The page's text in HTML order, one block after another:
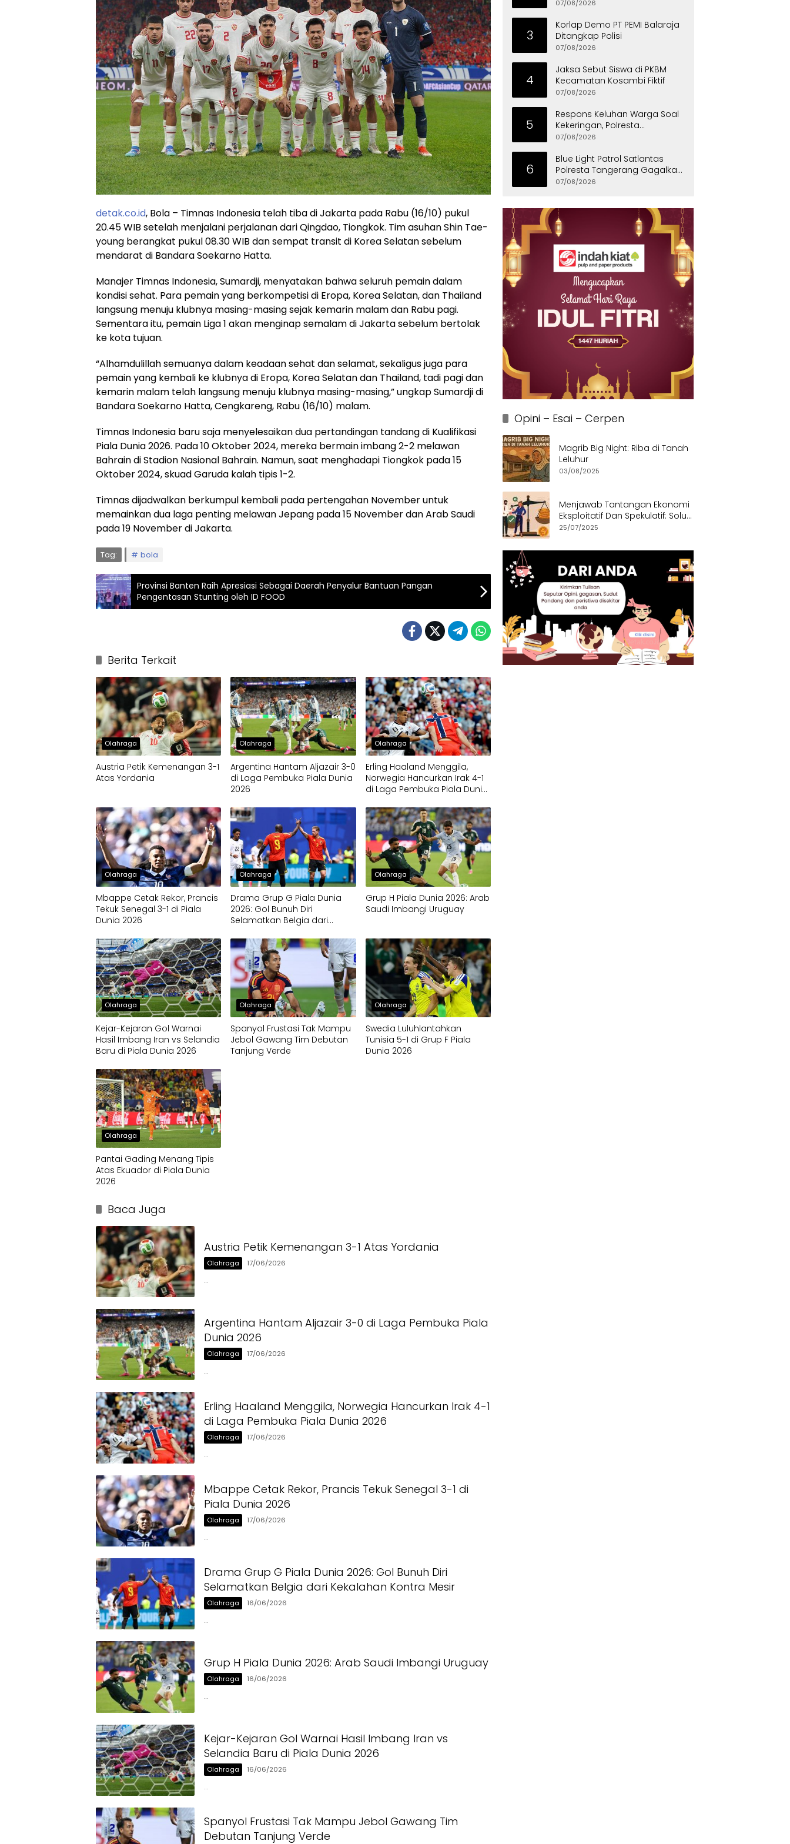
detak.co.id, Bola – Timnas Indonesia telah tiba di Jakarta pada Rabu (16/10) pukul
20.45 WIB setelah menjalani perjalanan dari Qingdao, Tiongkok. Tim asuhan Shin Tae-
young berangkat pukul 08.30 WIB dan sempat transit di Korea Selatan sebelum
mendarat di Bandara Soekarno Hatta.
Manajer Timnas Indonesia, Sumardji, menyatakan bahwa seluruh pemain dalam
kondisi sehat. Para pemain yang berkompetisi di Eropa, Korea Selatan, dan Thailand
langsung menuju klubnya masing-masing sejak kemarin malam dan Rabu pagi.
Sementara itu, pemain Liga 1 akan menginap semalam di Jakarta sebelum bertolak
ke kota tujuan.
“Alhamdulillah semuanya dalam keadaan sehat dan selamat, sekaligus juga para
pemain yang kembali ke klubnya di Eropa, Korea Selatan dan Thailand, tadi pagi dan
kemarin malam telah langsung menuju klubnya masing-masing,” ungkap Sumardji di
Bandara Soekarno Hatta, Cengkareng, Rabu (16/10) malam.
Timnas Indonesia baru saja menyelesaikan dua pertandingan tandang di Kualifikasi
Piala Dunia 2026. Pada 10 Oktober 2024, mereka bermain imbang 2-2 melawan
Bahrain di Stadion Nasional Bahrain. Namun, saat menghadapi Tiongkok pada 15
Oktober 2024, skuad Garuda kalah tipis 1-2.
Timnas dijadwalkan berkumpul kembali pada pertengahan November untuk
memainkan dua laga penting melawan Jepang pada 15 November dan Arab Saudi
pada 19 November di Jakarta.
Tag: bola
Provinsi Banten Raih Apresiasi Sebagai Daerah Penyalur Bantuan Pangan
Pengentasan Stunting oleh ID FOOD
Berita Terkait
Olahraga
Austria Petik Kemenangan 3-1
Atas Yordania
Olahraga
Argentina Hantam Aljazair 3-0
di Laga Pembuka Piala Dunia
2026
Olahraga
Erling Haaland Menggila,
Norwegia Hancurkan Irak 4-1
di Laga Pembuka Piala Dunia
Olahraga
Mbappe Cetak Rekor, Prancis
Tekuk Senegal 3-1 di Piala
Dunia 2026
Olahraga
Drama Grup G Piala Dunia
2026: Gol Bunuh Diri
Selamatkan Belgia dari
Olahraga
Grup H Piala Dunia 2026: Arab
Saudi Imbangi Uruguay
Olahraga
Kejar-Kejaran Gol Warnai
Hasil Imbang Iran vs Selandia
Baru di Piala Dunia 2026
Olahraga
Spanyol Frustasi Tak Mampu
Jebol Gawang Tim Debutan
Tanjung Verde
Olahraga
Swedia Luluhlantahkan
Tunisia 5-1 di Grup F Piala
Dunia 2026
Olahraga
Pantai Gading Menang Tipis
Atas Ekuador di Piala Dunia
2026
Baca Juga
Austria Petik Kemenangan 3-1 Atas Yordania
Olahraga 17/06/2026
…
Argentina Hantam Aljazair 3-0 di Laga Pembuka Piala
Dunia 2026
Olahraga 17/06/2026
…
Erling Haaland Menggila, Norwegia Hancurkan Irak 4-1
di Laga Pembuka Piala Dunia 2026
Olahraga 17/06/2026
…
Mbappe Cetak Rekor, Prancis Tekuk Senegal 3-1 di
Piala Dunia 2026
Olahraga 17/06/2026
…
Drama Grup G Piala Dunia 2026: Gol Bunuh Diri
Selamatkan Belgia dari Kekalahan Kontra Mesir
Olahraga 16/06/2026
…
Grup H Piala Dunia 2026: Arab Saudi Imbangi Uruguay
Olahraga 16/06/2026
…
Kejar-Kejaran Gol Warnai Hasil Imbang Iran vs
Selandia Baru di Piala Dunia 2026
Olahraga 16/06/2026
…
Spanyol Frustasi Tak Mampu Jebol Gawang Tim
Debutan Tanjung Verde
07/08/2026
3
Korlap Demo PT PEMI Balaraja
Ditangkap Polisi
07/08/2026
4
Jaksa Sebut Siswa di PKBM
Kecamatan Kosambi Fiktif
07/08/2026
5
Respons Keluhan Warga Soal
Kekeringan, Polresta
Tangerang Salurkan Bantuan
07/08/2026
6
Blue Light Patrol Satlantas
Polresta Tangerang Gagalkan
Aksi Curanmor, Dua Pria
07/08/2026
Opini – Esai – Cerpen
Magrib Big Night: Riba di Tanah
Leluhur
03/08/2025
Menjawab Tantangan Ekonomi
Eksploitatif Dan Spekulatif: Solusi
Etis dan Berkeadilan
25/07/2025